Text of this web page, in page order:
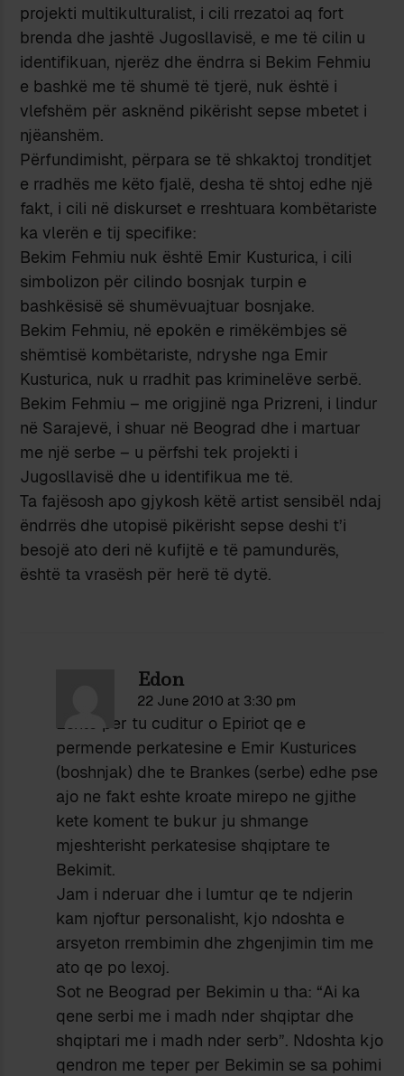
projekti multikulturalist, i cili rrezatoi aq fort
brenda dhe jashtë Jugosllavisë, e me të cilin u
identifikuan, njerëz dhe ëndrra si Bekim Fehmiu
e bashkë me të shumë të tjerë, nuk është i
vlefshëm për asknënd pikërisht sepse mbetet i
njëanshëm.
Përfundimisht, përpara se të shkaktoj tronditjet
e rradhës me këto fjalë, desha të shtoj edhe një
fakt, i cili në diskurset e rreshtuara kombëtariste
ka vlerën e tij specifike:
Bekim Fehmiu nuk është Emir Kusturica, i cili
simbolizon për cilindo bosnjak turpin e
bashkësisë së shumëvuajtuar bosnjake.
Bekim Fehmiu, në epokën e rimëkëmbjes së
shëmtisë kombëtariste, ndryshe nga Emir
Kusturica, nuk u rradhit pas kriminelëve serbë.
Bekim Fehmiu – me origjinë nga Prizreni, i lindur
në Sarajevë, i shuar në Beograd dhe i martuar
me një serbe – u përfshi tek projekti i
Jugosllavisë dhe u identifikua me të.
Ta fajësosh apo gjykosh këtë artist sensibël ndaj
ëndrrës dhe utopisë pikërisht sepse deshi t’i
besojë ato deri në kufijtë e të pamundurës,
është ta vrasësh për herë të dytë.
Edon
22 June 2010 at 3:30 pm
Eshte per tu cuditur o Epiriot qe e
permende perkatesine e Emir Kusturices
(boshnjak) dhe te Brankes (serbe) edhe pse
ajo ne fakt eshte kroate mirepo ne gjithe
kete koment te bukur ju shmange
mjeshterisht perkatesise shqiptare te
Bekimit.
Jam i nderuar dhe i lumtur qe te ndjerin
kam njoftur personalisht, kjo ndoshta e
arsyeton rrembimin dhe zhgenjimin tim me
ato qe po lexoj.
Sot ne Beograd per Bekimin u tha: “Ai ka
qene serbi me i madh nder shqiptar dhe
shqiptari me i madh nder serb”. Ndoshta kjo
qendron me teper per Bekimin se sa pohimi